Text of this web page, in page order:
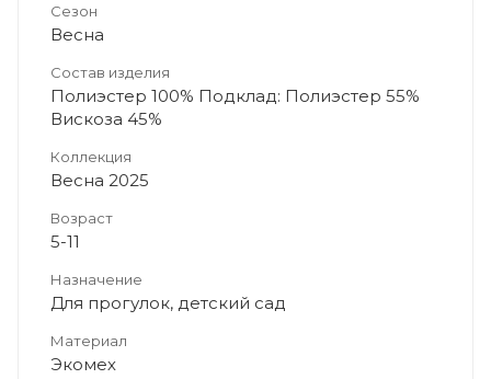
Сезон
Весна
Состав изделия
Полиэстер 100% Подклад: Полиэстер 55%
Вискоза 45%
Коллекция
Весна 2025
Возраст
5-11
Назначение
Для прогулок, детский сад
Материал
Экомех